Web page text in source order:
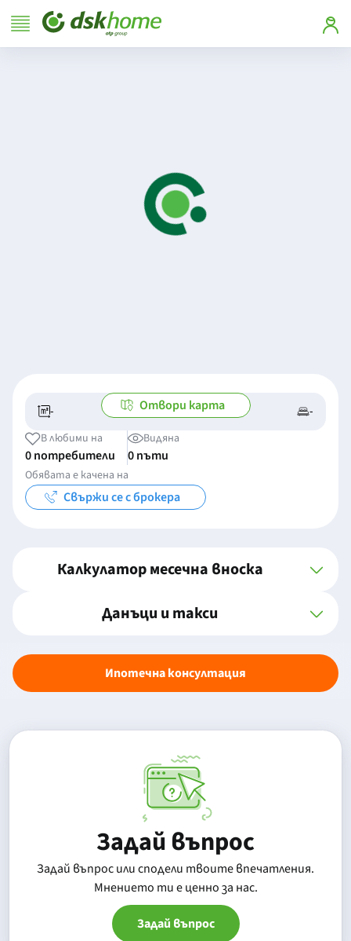
- -/- -
Отвори карта
В любими на
0 потребители
Видяна
0 пъти
Обявата е качена на
Свържи се с брокера
Калкулатор месечна вноска
Данъци и такси
Ипотечна консултация
Задай въпрос
Задай въпрос или сподели твоите впечатления.
Mнението ти е ценно за нас.
Задай въпрос